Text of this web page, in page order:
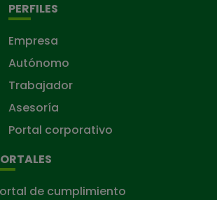
PERFILES
Empresa
Autónomo
Trabajador
Asesoría
Portal corporativo
de cumplimiento